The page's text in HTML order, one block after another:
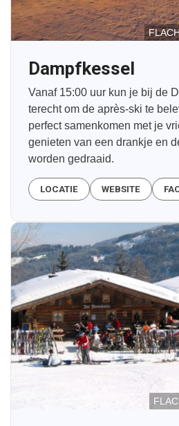
Dampfkessel
Vanaf 15:00 uur kun je bij de
terecht om de après-ski te
perfect samenkomen met je
genieten van een drankje en
worden gedraaid.
LOCATIE WEBSITE